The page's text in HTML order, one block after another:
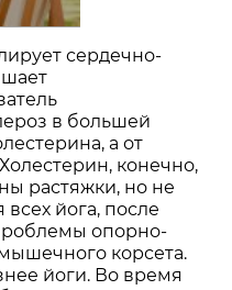
сердечно-
в большей
а от
конечно,
растяжки, но не
йога, после
опорно-
корсета.
йоги. Во время